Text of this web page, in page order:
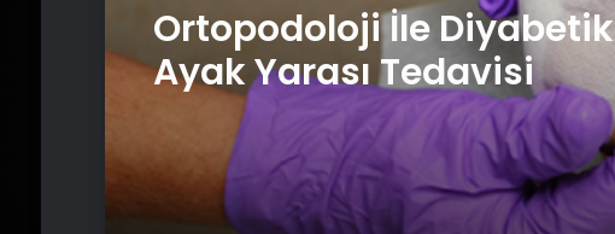
Ortopodoloji İle Diyabetik
Ayak Yarası Tedavisi